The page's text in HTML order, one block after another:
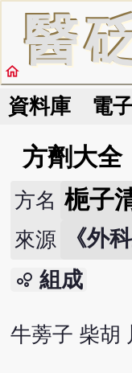
醫
home
資料庫 電
方劑大全
方名 梔子
來源 《外
bubble_chart 組成
牛蒡子 柴胡